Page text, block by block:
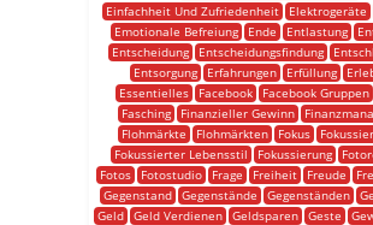
Einfachheit Und Zufriedenheit
Elektrogeräte
Emotionale Befreiung
Ende Entlastung
Entscheidung
Entscheidungsfindung
Entsorgung
Erfahrungen Erfüllung
Essentielles
Facebook Facebook Gruppen
Fasching
Finanzieller Gewinn
Flohmärkte
Flohmärkten Fokus
Fokussierter Lebensstil
Fokussierung
Fotos
Fotostudio Frage Freiheit Freude
Gegenstand Gegenstände Gegenständen
Geld Geld Verdienen Geldsparen Geste